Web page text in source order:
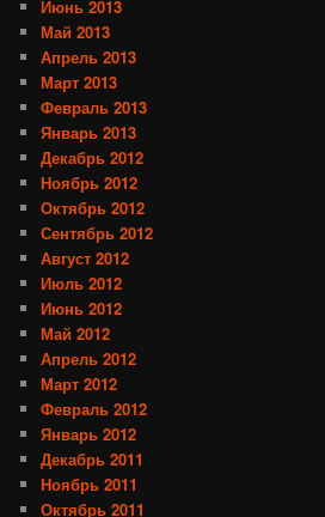
Июнь 2013
Май 2013
Апрель 2013
Март 2013
Февраль 2013
Январь 2013
Декабрь 2012
Ноябрь 2012
Октябрь 2012
Сентябрь 2012
Август 2012
Июль 2012
Июнь 2012
Май 2012
Апрель 2012
Март 2012
Февраль 2012
Январь 2012
Декабрь 2011
Ноябрь 2011
Октябрь 2011